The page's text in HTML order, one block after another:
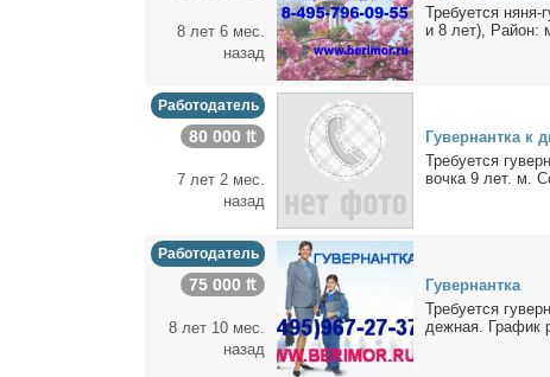
8 лет 6 мес.
назад
Тре­бу­ет­ся ня­ня-
и 8 лет), Рай­он:
Работодатель
80 000 ₶
7 лет 2 мес.
назад
Гу­вер­нант­ка к
Тре­бу­ет­ся
воч­ка 9 лет. м.
Работодатель
75 000 ₶
8 лет 10 мес.
назад
Гу­вер­нант­ка
Тре­бу­ет­ся
деж­ная. Гра­фик